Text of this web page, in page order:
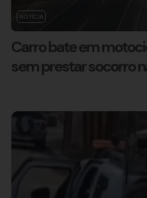
NOTÍCIA
Carro bate em
sem prestar socorro